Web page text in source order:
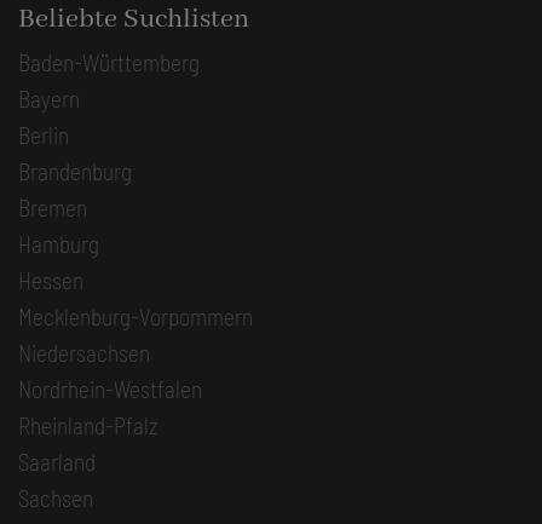
Beliebte Suchlisten
Baden-Württemberg
Bayern
Berlin
Brandenburg
Bremen
Hamburg
Hessen
Mecklenburg-Vorpommern
Niedersachsen
Nordrhein-Westfalen
Rheinland-Pfalz
Saarland
Sachsen